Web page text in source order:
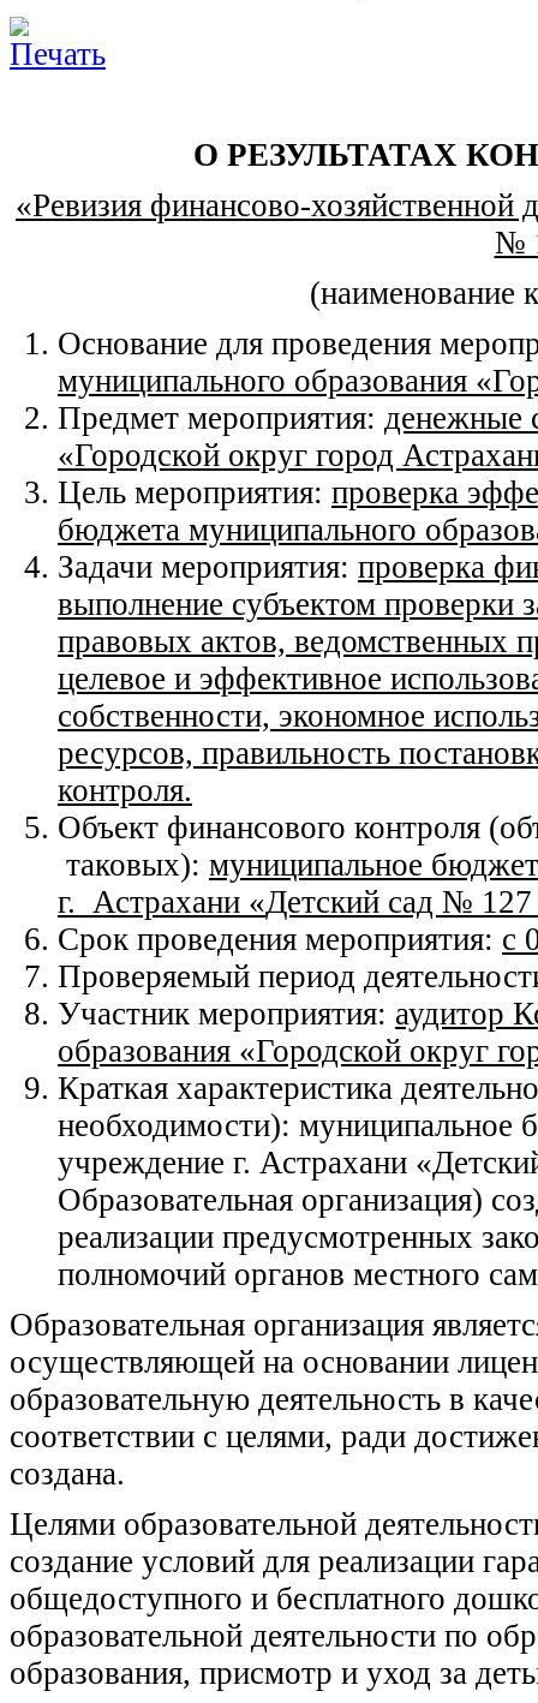
О РЕЗУЛЬТАТАХ
«Ревизия финансово-
№
(наименование
Основание для проведения
муниципального образования
Предмет мероприятия: денежные
«Городской округ город
Цель мероприятия: проверка
бюджета муниципального
Задачи мероприятия: проверка
выполнение субъектом проверки
правовых актов, ведомственных
целевое и эффективное
собственности, экономное
ресурсов, правильность
контроля.
Объект финансового контроля
таковых): муниципальное
г. Астрахани «Детский сад №
Срок проведения мероприятия: с
Проверяемый период
Участник мероприятия: аудитор
образования «Городской округ
Краткая характеристика
необходимости): муниципальное
учреждение г. Астрахани
Образовательная организация)
реализации предусмотренных
полномочий органов местного
Образовательная организация
осуществляющей на основании
образовательную деятельность в
соответствии с целями, ради
создана.
Целями образовательной
создание условий для реализации
общедоступного и бесплатного
образовательной деятельности по
образования, присмотр и уход за